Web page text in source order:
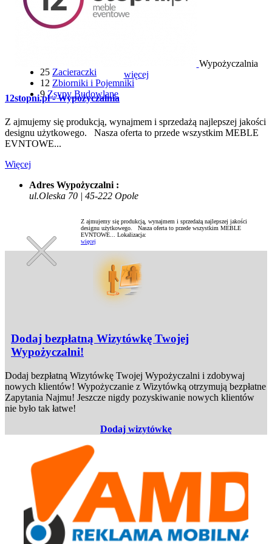
Wiertarki i Wkrętarki
Wozidła Budowlane
22 Wyciągarki i Windy
25 Zacieraczki
12 Zbiorniki i Pojemniki
9 Zsypy Budowlane
Wypożyczalnia
więcej
12stopni.pl - Wypożyczalnia
Z ajmujemy się produkcją, wynajmem i sprzedażą najlepszej jakości
designu użytkowego. Nasza oferta to przede wszystkim MEBLE
EVNTOWE...
Więcej
Adres Wypożyczalni :
ul.Oleska 70 | 45-222 Opole
Z ajmujemy się produkcją, wynajmem i sprzedażą najlepszej jakości
designu użytkowego. Nasza oferta to przede wszystkim MEBLE
EVNTOWE... Lokalizacja:
więcej
Dodaj bezpłatną Wizytówkę Twojej
Wypożyczalni!
Dodaj bezpłatną Wizytówkę Twojej Wypożyczalni i zdobywaj
nowych klientów! Wypożyczanie z Wizytówką otrzymują bezpłatne
Zapytania Najmu! Jeszcze nigdy pozyskiwanie nowych klientów
nie było tak łatwe!
Dodaj wizytówkę